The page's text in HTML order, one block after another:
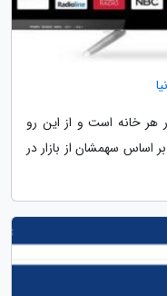
هر خانه است و از این رو
اساس سهمشان از بازار در